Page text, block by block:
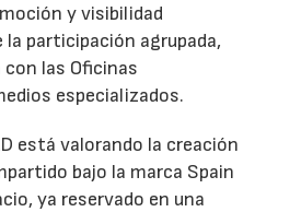
y visibilidad
participación agrupada,
las Oficinas
especializados.
está valorando la creación
bajo la marca Spain
ya reservado en una